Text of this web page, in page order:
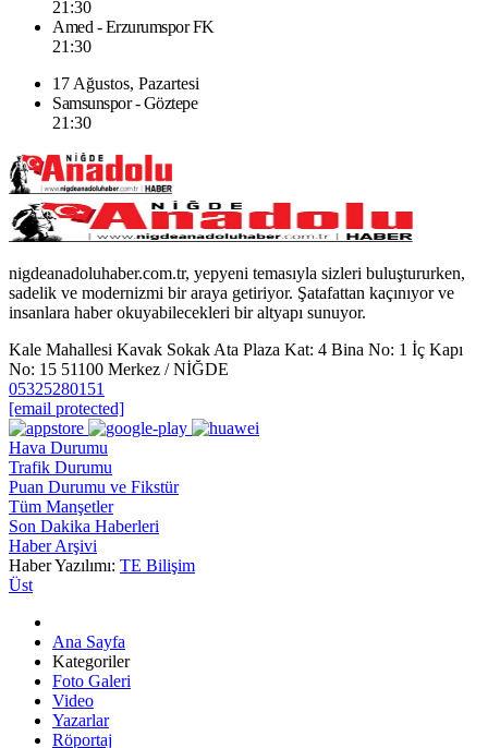
21:30
Amed - Erzurumspor FK
21:30
17 Ağustos, Pazartesi
Samsunspor - Göztepe
21:30
nigdeanadoluhaber.com.tr, yepyeni temasıyla sizleri buluştururken,
sadelik ve modernizmi bir araya getiriyor. Şatafattan kaçınıyor ve
insanlara haber okuyabilecekleri bir altyapı sunuyor.
Kale Mahallesi Kavak Sokak Ata Plaza Kat: 4 Bina No: 1 İç Kapı
No: 15 51100 Merkez / NİĞDE
05325280151
[email protected]
Hava Durumu
Trafik Durumu
Puan Durumu ve Fikstür
Tüm Manşetler
Son Dakika Haberleri
Haber Arşivi
Haber Yazılımı: TE Bilişim
Üst
Ana Sayfa
Kategoriler
Foto Galeri
Video
Yazarlar
Röportaj